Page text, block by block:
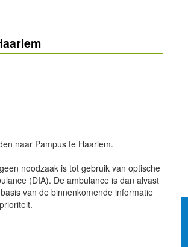
naar Pampus te Haarlem.
noodzaak is tot gebruik van optische
(DIA). De ambulance is dan alvast
van de binnenkomende informatie